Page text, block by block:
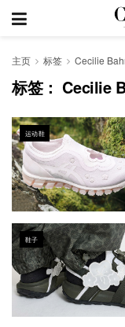
主页 标签 Cecilie
标签： Cecilie
运动鞋
鞋子